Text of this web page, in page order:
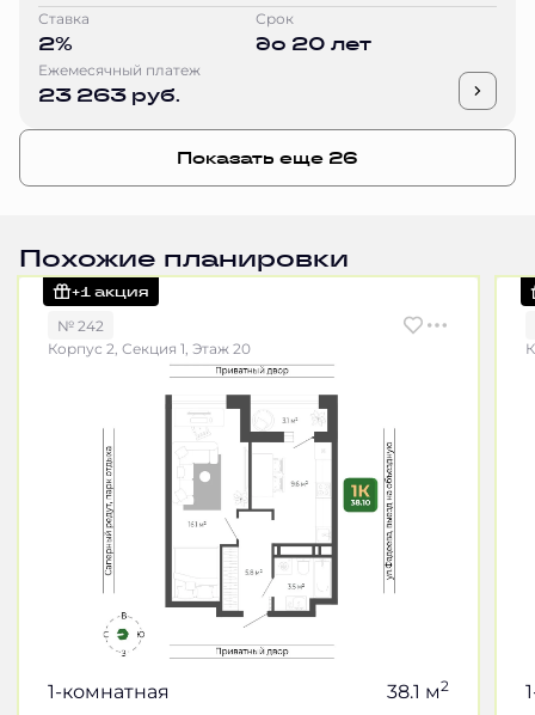
Ставка
2%
Срок
до 20 лет
Ежемесячный платеж
23 263 руб.
Показать еще 26
Похожие планировки
+1 акция
№ 242
Корпус 2, Секция 1, Этаж 20
1-комнатная 38.1 м2